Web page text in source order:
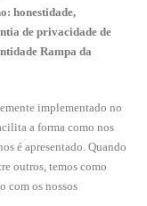
honestidade,
de privacidade de
Rampa da
implementado no
a forma como nos
é apresentado. Quando
outros, temos como
com os nossos